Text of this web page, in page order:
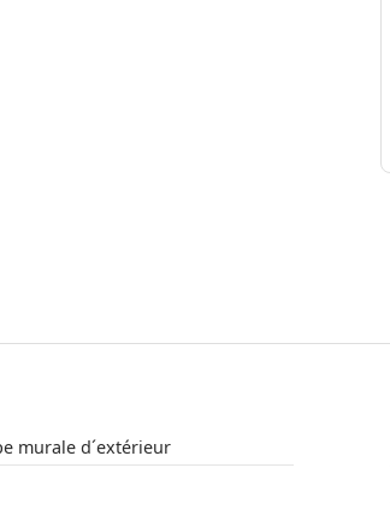
murale d´extérieur